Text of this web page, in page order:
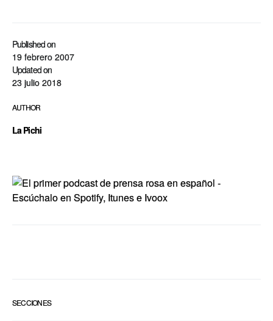
Published on
19 febrero 2007
Updated on
23 julio 2018
AUTHOR
La Pichi
SECCIONES